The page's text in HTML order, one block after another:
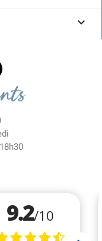
